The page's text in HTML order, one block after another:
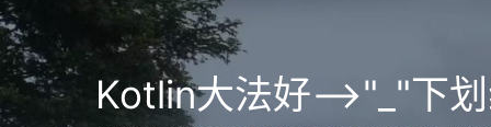
Kotlin大法好-->"_"下